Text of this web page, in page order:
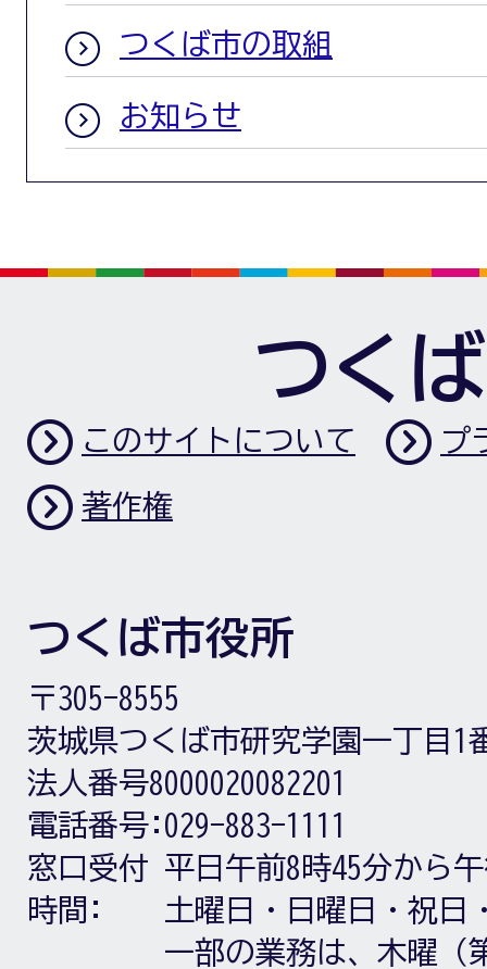
つくば市の取組
お知らせ
つく
このサイトについて プ
著作権
つくば市役所
〒305-8555
茨城県つくば市研究学園一丁目1
法人番号8000020082201
電話番号: 029-883-1111
窓口受付
時間:
平日午前8時45分から
土曜日・日曜日・祝日
一部の業務は、木曜（